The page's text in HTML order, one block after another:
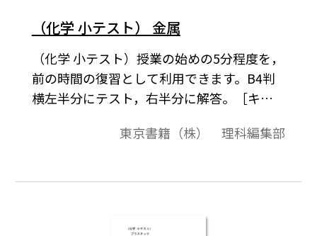
（化学 小テスト） 金属
（化学 小テスト）授業の始めの5分程度を，
前の時間の復習として利用できます。B4判
横左半分にテスト，右半分に解答。［キー
子を放出して規則正しく配列東京書籍（株） 理科編集部